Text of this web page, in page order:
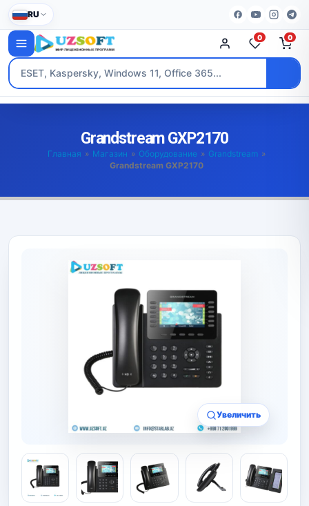
RU
0 0
Grandstream GXP2170
Главная » Магазин » Оборудование » Grandstream »
Grandstream GXP2170
Увеличить